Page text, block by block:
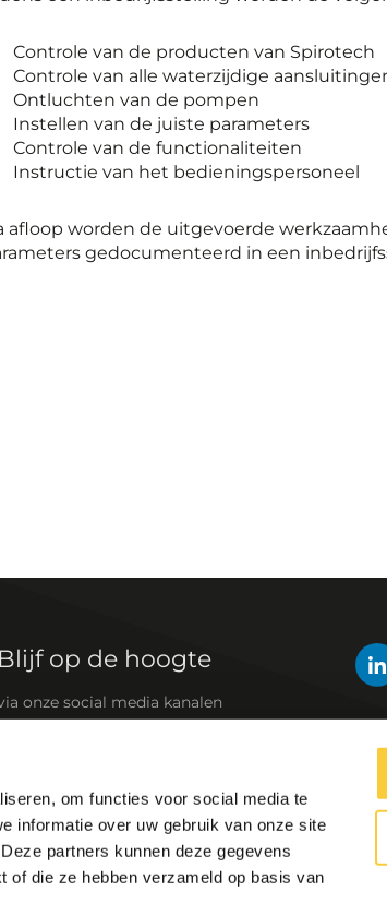
om functies voor social media te
informatie over uw gebruik van onze site
partners kunnen deze gegevens
of die ze hebben verzameld op basis van
Controle van de producten van Spirotech
Controle van alle waterzijdige
Ontluchten van de pompen
Instellen van de juiste parameters
Controle van de functionaliteiten
Instructie van het bedieningspersoneel
afloop worden de uitgevoerde
gedocumenteerd in een
Blijf op de hoogte
onze social media kanalen
links
Zoek groothandel
files